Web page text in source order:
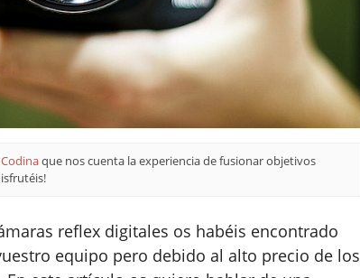
que nos cuenta la experiencia de fusionar objetivos
reflex digitales os habéis encontrado
equipo pero debido al alto precio de los